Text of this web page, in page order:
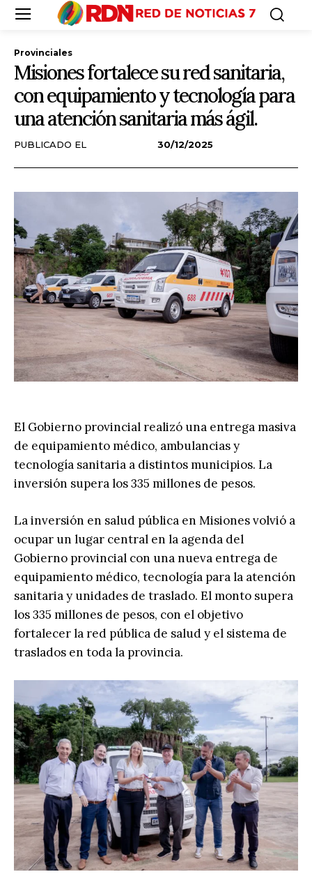
Provinciales
Misiones fortalece su red sanitaria,
con equipamiento y tecnología para
una atención sanitaria más ágil.
PUBLICADO EL 30/12/2025
El Gobierno provincial realizó una entrega masiva
de equipamiento médico, ambulancias y
tecnología sanitaria a distintos municipios. La
inversión supera los 335 millones de pesos.
La inversión en salud pública en Misiones volvió a
ocupar un lugar central en la agenda del
Gobierno provincial con una nueva entrega de
equipamiento médico, tecnología para la atención
sanitaria y unidades de traslado. El monto supera
los 335 millones de pesos, con el objetivo
fortalecer la red pública de salud y el sistema de
traslados en toda la provincia.